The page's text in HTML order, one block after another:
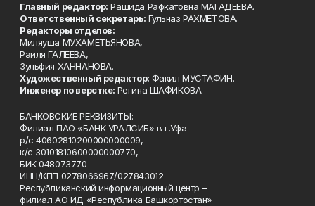
Главный редактор: Рашида Рафкатовна МАГАДЕЕВА.
Ответственный секретарь: Гульназ РАХМЕТОВА.
Редакторы отделов:
Миляуша МУХАМЕТЬЯНОВА,
Раиля ГАЛЕЕВА,
Зульфия ХАННАНОВА.
Художественный редактор: Факил МУСТАФИН.
Инженер по верстке: Регина ШАФИКОВА.
БАНКОВСКИЕ РЕКВИЗИТЫ:
Филиал ПАО «БАНК УРАЛСИБ» в г.Уфа
р/с 40602810200000000009,
к/с 30101810600000000770,
БИК 048073770
ИНН/КПП 0278066967/027843012
Республиканский информационный центр –
филиал АО ИД «Республика Башкортостан»